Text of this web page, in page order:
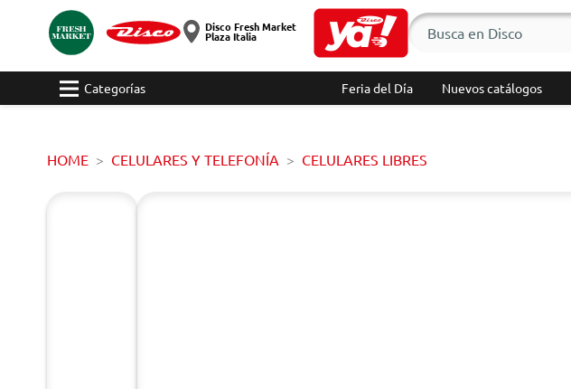
Disco Fresh Market
Plaza Italia
Categorías Feria del Día Nuevos catálogos
HOME CELULARES Y TELEFONÍA CELULARES LIBRES